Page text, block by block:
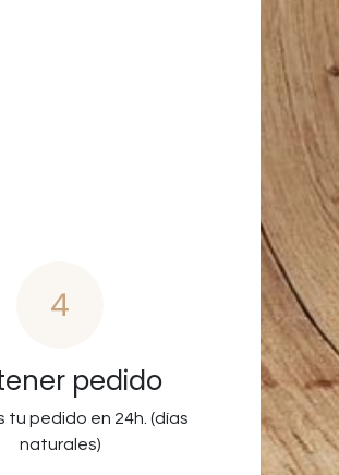
4
pedido
tu pedido en 24h. (días
naturales)